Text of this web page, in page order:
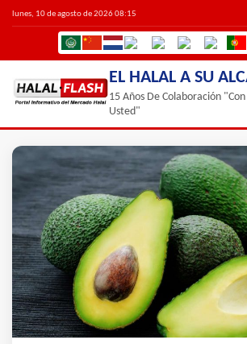
lunes, 10 de agosto de 2026 08:15
EL HALAL A SU
15 Años De Colaboración
Usted"